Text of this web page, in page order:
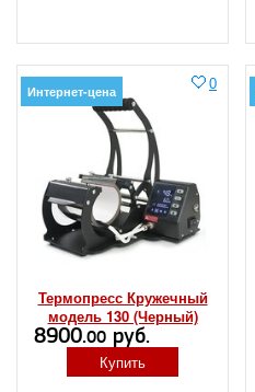
Термопресс Кружечный
модель 130 (Черный)
0
Интернет-цена
8900.00 руб.
Купить